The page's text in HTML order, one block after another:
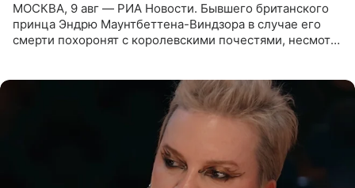
МОСКВА, 9 авг — РИА Новости. Бывшего британского
принца Эндрю Маунтбеттена-Виндзора в случае его
смерти похоронят с королевскими почестями, несмотря